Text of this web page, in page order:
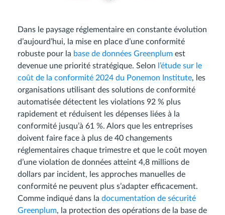
Dans le paysage réglementaire en constante évolution
d’aujourd’hui, la mise en place d’une conformité
robuste pour la base de données Greenplum est
devenue une priorité stratégique. Selon
l’étude sur le
coût de la conformité 2024 du Ponemon Institute, les
organisations utilisant des solutions de conformité
automatisée détectent les violations 92 % plus
rapidement et réduisent les dépenses liées à la
conformité jusqu’à 61 %. Alors que les entreprises
doivent faire face à plus de 40 changements
réglementaires chaque trimestre et que le coût moyen
d’une violation de données atteint 4,8 millions de
dollars par incident, les approches manuelles de
conformité ne peuvent plus s’adapter efficacement.
Comme indiqué dans la documentation de sécurité
Greenplum, la protection des opérations de la base de